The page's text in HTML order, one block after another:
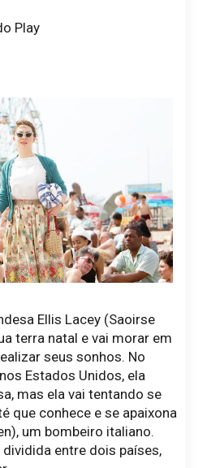
Play
Ellis Lacey (Saoirse
terra natal e vai morar em
seus sonhos. No
Estados Unidos, ela
mas ela vai tentando se
que conhece e se apaixona
um bombeiro italiano.
entre dois países,